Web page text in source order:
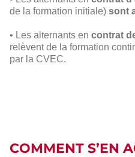
de la formation initiale) sont
• Les alternants en contrat
relèvent de la formation
par la CVEC.
COMMENT S’EN